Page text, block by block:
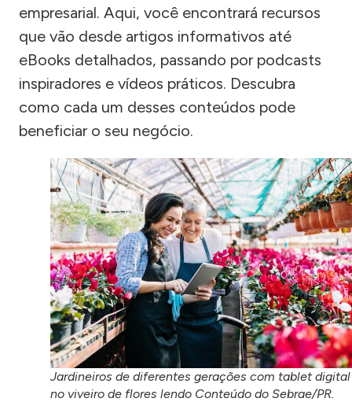
empresarial. Aqui, você encontrará recursos
que vão desde artigos informativos até
eBooks detalhados, passando por podcasts
inspiradores e vídeos práticos. Descubra
como cada um desses conteúdos pode
beneficiar o seu negócio.
Jardineiros de diferentes gerações com tablet digital
no viveiro de flores lendo Conteúdo do Sebrae/PR.